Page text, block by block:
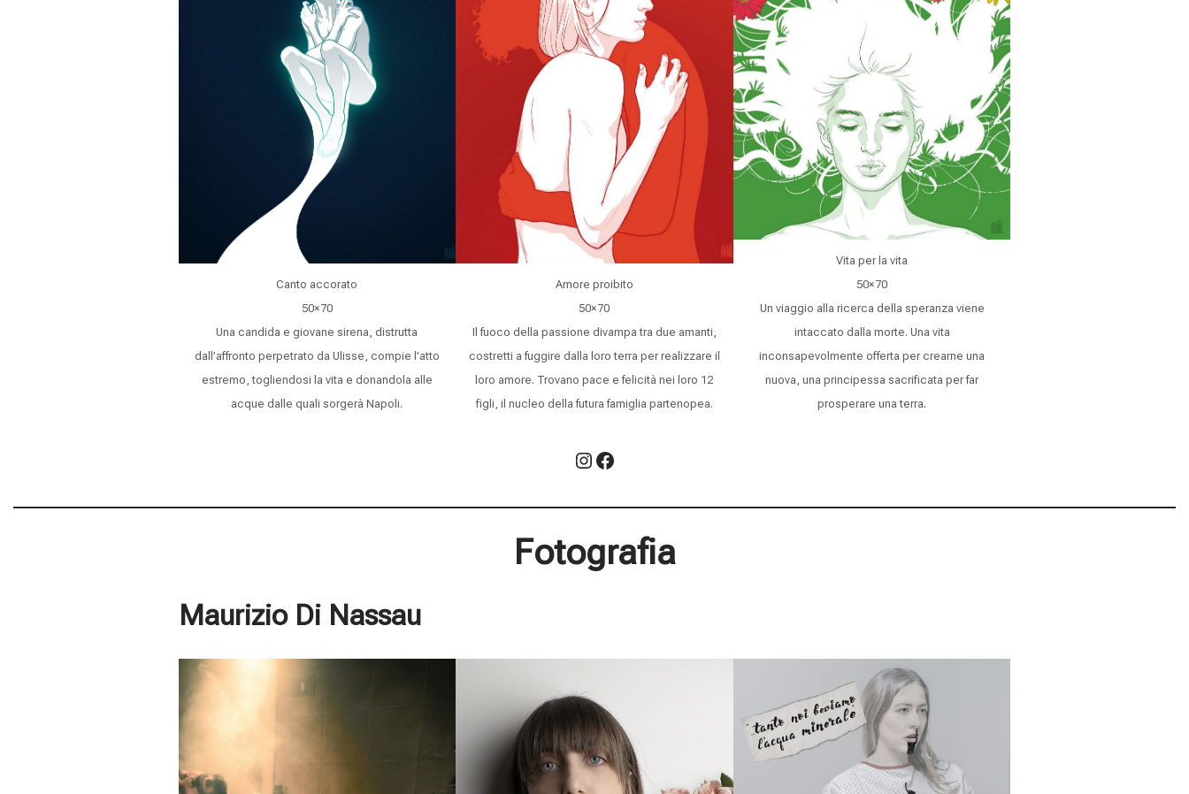
Canto accorato
50×70
Una candida e giovane sirena, distrutta
dall’affronto perpetrato da Ulisse, compie l’atto
estremo, togliendosi la vita e donandola alle
acque dalle quali sorgerà Napoli.
Amore proibito
50×70
Il fuoco della passione divampa tra due amanti,
costretti a fuggire dalla loro terra per realizzare il
loro amore. Trovano pace e felicità nei loro 12
figli, il nucleo della futura famiglia partenopea.
Vita per la vita
50×70
Un viaggio alla ricerca della speranza viene
intaccato dalla morte. Una vita
inconsapevolmente offerta per crearne una
nuova, una principessa sacrificata per far
prosperare una terra.
Fotografia
Maurizio Di Nassau